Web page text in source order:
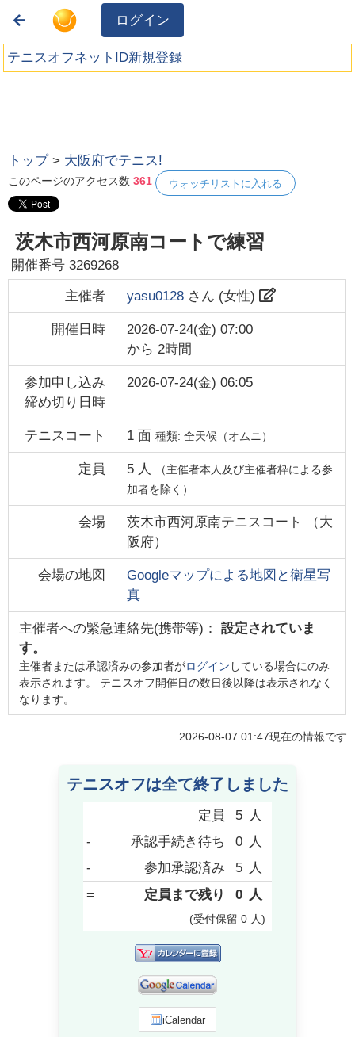
ログイン
テニスオフネットID新規登録
トップ > 大阪府でテニス!
このページのアクセス数361 ウォッチリストに入れる
茨木市西河原南コートで練習
開催番号3269268
主催者 yasu0128さん (女性)
開催日時
2026-07-24(金) 07:00
から 2時間
参加申し込み
締め切り日時
2026-07-24(金) 06:05
テニスコート 1面 種類: 全天候（オムニ）
定員 5 人
（主催者本人及び主催者枠による参
加者を除く）
会場 茨木市西河原南テニスコート （大
阪府）
会場の地図
Googleマップによる地図と衛星写
真
主催者への緊急連絡先(携帯等)： 設定されていま
す。
主催者または承認済みの参加者がログイン している場合にのみ
表示されます。 テニスオフ開催日の数日後以降は表示されなく
なります。
2026-08-07 01:47現在の情報です
テニスオフは全て終了しました
定員 5 人
-
承認手続き待ち 0 人
-
参加承認済み 5 人
=
定員まで残り 0 人
(受付保留 0 人)
iCalendar